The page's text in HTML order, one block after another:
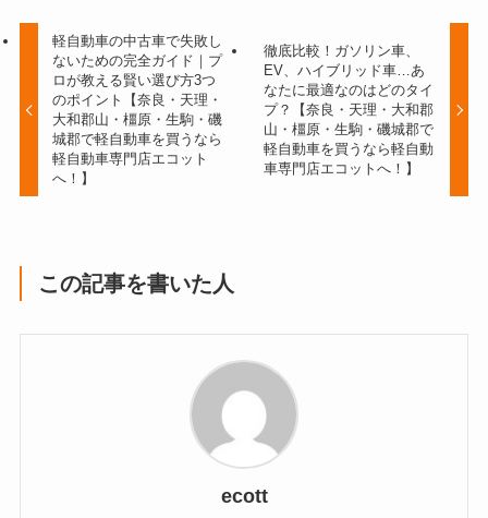
軽自動車の中古車で失敗し
ないための完全ガイド｜プ
ロが教える賢い選び方3つ
のポイント【奈良・天理・
大和郡山・橿原・生駒・磯
城郡で軽自動車を買うなら
軽自動車専門店エコット
へ！】
徹底比較！ガソリン車、
EV、ハイブリッド車…あ
なたに最適なのはどのタイ
プ？【奈良・天理・大和郡
山・橿原・生駒・磯城郡で
軽自動車を買うなら軽自動
車専門店エコットへ！】
この記事を書いた人
ecott